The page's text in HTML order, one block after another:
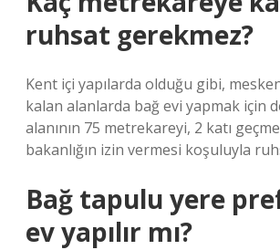
ruhsat gerekmez?
Kent içi yapılarda olduğu gibi, mesken
kalan alanlarda bağ evi yapmak için
alanının 75 metrekareyi, 2 katı
bakanlığın izin vermesi koşuluyla
Bağ tapulu yere
ev yapılır mı?